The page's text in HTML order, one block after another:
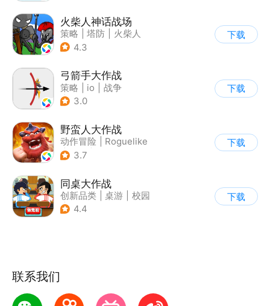
火柴人神话战场
策略 塔防
火柴人
| 休闲益智
4.3
下载
弓箭手大作战
策略 io
战争
| 非对称竞技
3.0
下载
野蛮人大作战
动作冒险
Roguelike
| 奇幻
3.7
下载
同桌大作战
创新品类 桌游
校园
| 卡通
4.4
下载
联系我们